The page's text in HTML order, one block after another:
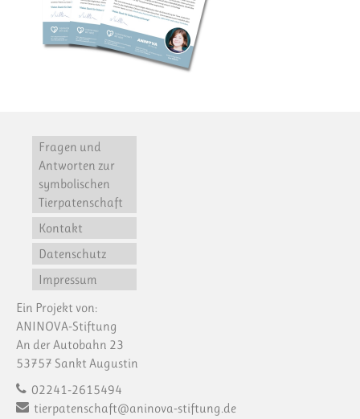
Fragen und
Antworten zur
symbolischen
Tierpatenschaft
Kontakt
Datenschutz
Impressum
Ein Projekt von:
ANINOVA-Stiftung
An der Autobahn 23
53757 Sankt Augustin
02241-2615494
tierpatenschaft@aninova-stiftung.de